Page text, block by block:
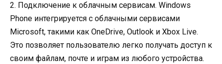
2. Подключение к облачным сервисам. Windows
Phone интегрируется с облачными сервисами
Microsoft, такими как OneDrive, Outlook и Xbox Live.
Это позволяет пользователю легко получать доступ к
своим файлам, почте и играм из любого устройства.